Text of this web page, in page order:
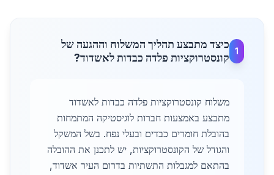
1
כיצד מתבצע תהליך המשלוח וההגעה של
קונסטרוקציות פלדה כבדות לאשדוד?
משלוח קונסטרוקציות פלדה כבדות לאשדוד
מתבצע באמצעות חברות לוגיסטיקה המתמחות
בהובלת חומרים כבדים ובעלי נפח. בשל המשקל
והגודל של הקונסטרוקציות, יש לתכנן את ההובלה
בהתאם למגבלות התשתיות בדרום העיר אשדוד,